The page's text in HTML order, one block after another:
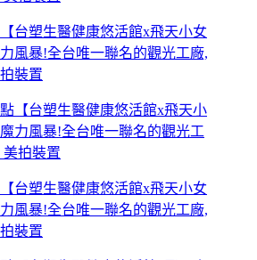
台塑生醫健康悠活館x飛天小女
風暴!全台唯一聯名的觀光工廠,
裝置
台塑生醫健康悠活館x飛天小女
風暴!全台唯一聯名的觀光工廠,
裝置